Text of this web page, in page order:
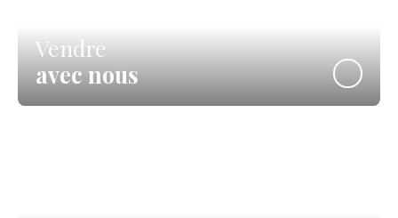
Vendre
avec nous